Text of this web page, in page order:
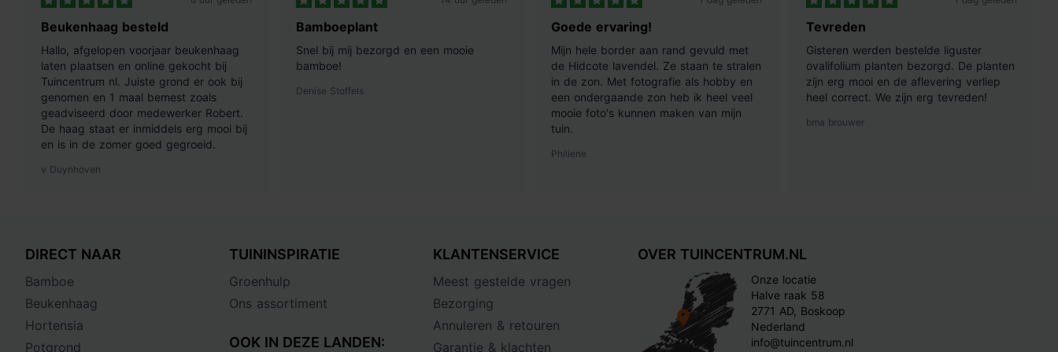
Beukenhaag besteld
Hallo, afgelopen voorjaar beukenhaag
laten plaatsen en online gekocht bij
Tuincentrum nl. Juiste grond er ook bij
genomen en 1 maal bemest zoals
geadviseerd door medewerker Robert.
De haag staat er inmiddels erg mooi bij
en is in de zomer goed gegroeid.
v Duynhoven
Bamboeplant
Snel bij mij bezorgd en een mooie
bamboe!
Denise Stoffels
Goede ervaring!
Mijn hele border aan rand gevuld met
de Hidcote lavendel. Ze staan te stralen
in de zon. Met fotografie als hobby en
een ondergaande zon heb ik heel veel
mooie foto's kunnen maken van mijn
tuin.
Philiene
Tevreden
Gisteren werden bestelde liguster
ovalifolium planten bezorgd. De planten
zijn erg mooi en de aflevering verliep
heel correct. We zijn erg tevreden!
bma brouwer
DIRECT NAAR
Bamboe
Beukenhaag
Hortensia
Potgrond
TUININSPIRATIE
Groenhulp
Ons assortiment
OOK IN DEZE LANDEN:
KLANTENSERVICE
Meest gestelde vragen
Bezorging
Annuleren & retouren
Garantie & klachten
OVER TUINCENTRUM.NL
Onze locatie
Halve raak 58
2771 AD, Boskoop
Nederland
info@tuincentrum.nl